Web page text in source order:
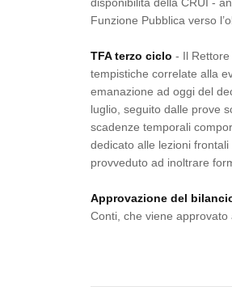
Funzione Pubblica verso
TFA terzo ciclo - Il
tempistiche correlate alla
emanazione ad oggi del
luglio, seguito dalle prove
scadenze temporali
dedicato alle lezioni
provveduto ad inoltrare
Approvazione del
Conti, che viene approvato